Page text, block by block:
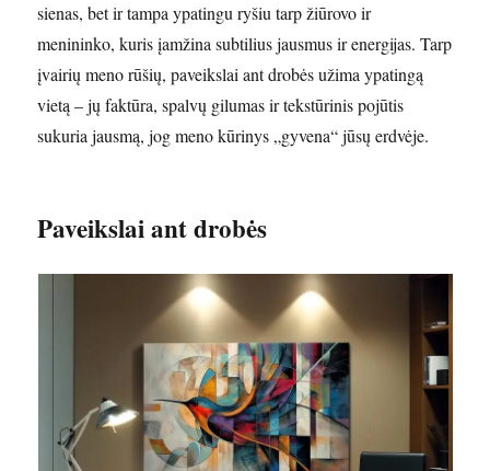
sienas, bet ir tampa ypatingu ryšiu tarp žiūrovo ir
menininko, kuris įamžina subtilius jausmus ir energijas. Tarp
įvairių meno rūšių, paveikslai ant drobės užima ypatingą
vietą – jų faktūra, spalvų gilumas ir tekstūrinis pojūtis
sukuria jausmą, jog meno kūrinys „gyvena“ jūsų erdvėje.
Paveikslai ant drobės